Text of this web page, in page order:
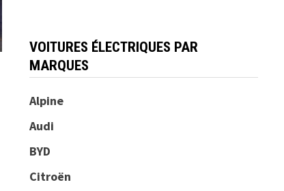
VOITURES ÉLECTRIQUES PAR
MARQUES
Alpine
Audi
BYD
Citroën